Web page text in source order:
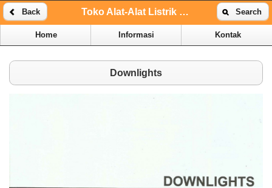
Back Toko Alat-Alat Listrik Online | Toko Alat-Alat Listrik Kenari Search
Home Informasi Kontak
Downlights